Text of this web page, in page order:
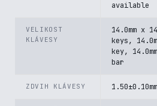
available
VELIKOST
KLÁVESY
14.0mm x
keys,
key,
bar
ZDVIH KLÁVESY 1.50±0.10mm